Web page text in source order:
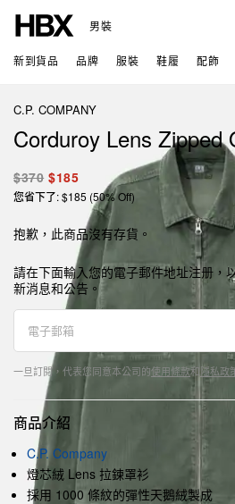
男裝
新到貨品 品牌 服裝 鞋履 配飾
C.P. COMPANY
Corduroy Lens Zipped
$370 $185
您省下了: $185 (50% Off)
抱歉，此商品沒有存貨。
請在下面輸入您的電子郵件地址注册，
新消息和公告。
一旦訂閱，代表您同意本公司的使用條款和隱私政
商品介紹
C.P. Company
燈芯絨 Lens 拉鍊罩衫
採用 1000 條紋的彈性天鵝絨製成